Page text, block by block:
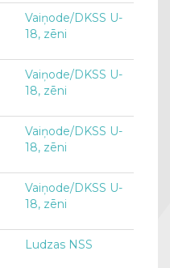
Vaiņode/DKSS U-
18, zēni
Vaiņode/DKSS U-
18, zēni
Vaiņode/DKSS U-
18, zēni
Vaiņode/DKSS U-
18, zēni
Ludzas NSS